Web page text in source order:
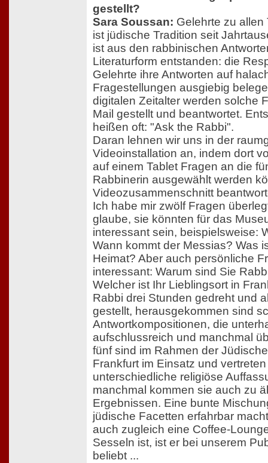
gestellt?
Sara Soussan: Gelehrte zu
ist jüdische Tradition seit
ist aus den rabbinischen
Literaturform entstanden: die
Gelehrte ihre Antworten auf
Fragestellungen ausgiebig
digitalen Zeitalter werden solche
Mail gestellt und beantwortet.
heißen oft: "Ask the Rabbi".
Daran lehnen wir uns in der
Videoinstallation an, indem dort
auf einem Tablet Fragen an die
Rabbinerin ausgewählt werden
Videozusammenschnitt
Ich habe mir zwölf Fragen
glaube, sie könnten für das
interessant sein, beispielsweise:
Wann kommt der Messias? Was
Heimat? Aber auch persönliche
interessant: Warum sind Sie
Welcher ist Ihr Lieblingsort in
Rabbi drei Stunden gedreht und
gestellt, herausgekommen sind
Antwortkompositionen, die
aufschlussreich und manchmal
fünf sind im Rahmen der
Frankfurt im Einsatz und
unterschiedliche religiöse
manchmal kommen sie auch zu
Ergebnissen. Eine bunte
jüdische Facetten erfahrbar
auch zugleich eine Coffee-
Sesseln ist, ist er bei unserem
beliebt ...